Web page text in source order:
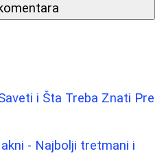
i Šta Treba Znati Pre
- Najbolji tretmani i